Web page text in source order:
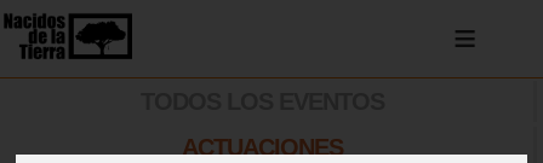
≡
ACTUACIONES